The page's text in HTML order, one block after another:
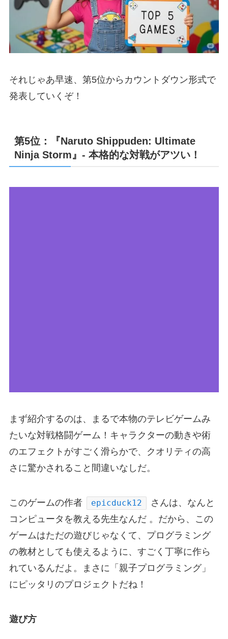
それじゃあ早速、第5位からカウントダウン形式で
発表していくぞ！
第5位：『Naruto Shippuden: Ultimate
Ninja Storm』- 本格的な対戦がアツい！
まず紹介するのは、まるで本物のテレビゲームみ
たいな対戦格闘ゲーム！キャラクターの動きや術
のエフェクトがすごく滑らかで、クオリティの高
さに驚かされること間違いなしだ。
このゲームの作者 epicduck12
さんは、なんと
コンピュータを教える先生なんだ 。だから、この
ゲームはただの遊びじゃなくて、プログラミング
の教材としても使えるように、すごく丁寧に作ら
れているんだよ。まさに「親子プログラミング」
にピッタリのプロジェクトだね！
遊び方